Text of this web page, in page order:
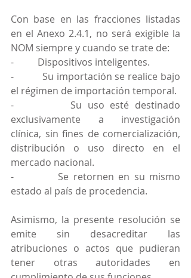
Con base en las fracciones listadas
en el Anexo 2.4.1, no será exigible la
NOM siempre y cuando se trate de:
-          Dispositivos inteligentes.
-          Su importación se realice bajo
el régimen de importación temporal.
-          Su uso esté destinado
exclusivamente a investigación
clínica, sin fines de comercialización,
distribución o uso directo en el
mercado nacional.
-          Se retornen en su mismo
estado al país de procedencia.
Asimismo, la presente resolución se
emite sin desacreditar las
atribuciones o actos que pudieran
tener otras autoridades en